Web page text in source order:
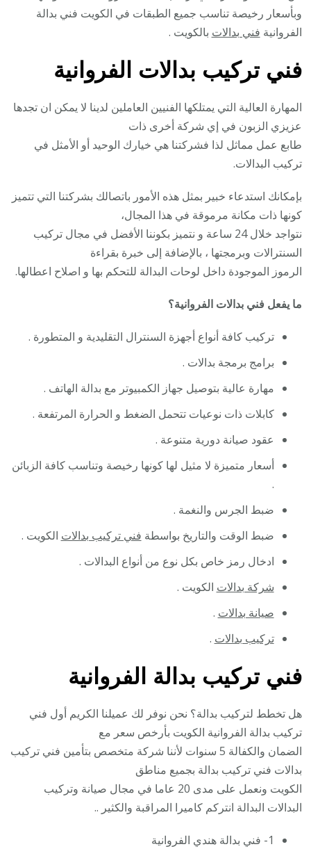
وبأسعار رخيصة تناسب جميع الطبقات في الكويت فني بدالة
الفروانية فني بدالات بالكويت .
فني تركيب بدالات الفروانية
المهارة العالية التي يمتلكها الفنيين العاملين لدينا لا يمكن ان تجدها
عزيزي الزبون في إي شركة أخرى ذات
طابع عمل مماثل لذا فشركتنا هي خيارك الوحيد أو الأمثل في
تركيب البدالات.
بإمكانك استدعاء خبير بمثل هذه الأمور باتصالك بشركتنا التي تتميز
كونها ذات مكانة مرموقة في هذا المجال،
نتواجد خلال 24 ساعة و نتميز بكوننا الأفضل في مجال تركيب
السنترالات وبرمجتها ، بالإضافة إلى خبرة بقراءة
الرموز الموجودة داخل لوحات البدالة للتحكم بها و اصلاح اعطالها.
ما يفعل فني بدالات الفروانية؟
تركيب كافة أنواع أجهزة السنترال التقليدية و المتطورة .
برامج برمجة بدالات .
مهارة عالية بتوصيل جهاز الكمبيوتر مع بدالة الهاتف .
كابلات ذات نوعيات تتحمل الضغط و الحرارة المرتفعة .
عقود صيانة دورية متنوعة .
أسعار متميزة لا مثيل لها كونها رخيصة وتناسب كافة الزبائن
.
ضبط الجرس والنغمة .
ضبط الوقت والتاريخ بواسطة فني تركيب بدالات الكويت .
ادخال رمز خاص بكل نوع من أنواع البدالات .
شركة بدالات الكويت .
صيانة بدالات .
تركيب بدالات .
فني تركيب بدالة الفروانية
هل تخطط لتركيب بدالة؟ نحن نوفر لك عميلنا الكريم أول فني
تركيب بدالة الفروانية الكويت بأرخص سعر مع
الضمان والكفالة 5 سنوات لأننا شركة متخصص بتأمين فني تركيب
بدالات فني تركيب بدالة بجميع مناطق
الكويت ونعمل على مدى 20 عاما في مجال صيانة وتركيب
البدالات البدالة انتركم كاميرا المراقبة والكثير ..
1- فني بدالة هندي الفروانية